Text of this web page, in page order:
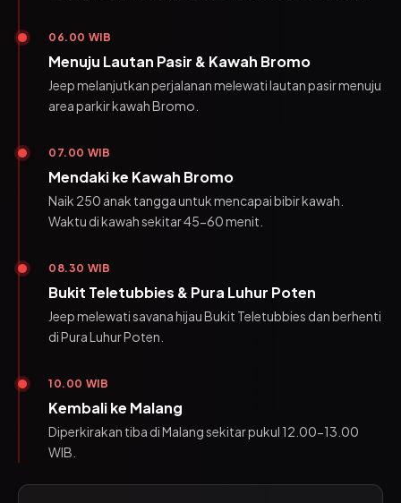
06.00 WIB
Menuju Lautan Pasir & Kawah Bromo
Jeep melanjutkan perjalanan melewati lautan pasir menuju
area parkir kawah Bromo.
07.00 WIB
Mendaki ke Kawah Bromo
Naik 250 anak tangga untuk mencapai bibir kawah.
Waktu di kawah sekitar 45-60 menit.
08.30 WIB
Bukit Teletubbies & Pura Luhur Poten
Jeep melewati savana hijau Bukit Teletubbies dan berhenti
di Pura Luhur Poten.
10.00 WIB
Kembali ke Malang
Diperkirakan tiba di Malang sekitar pukul 12.00-13.00
WIB.